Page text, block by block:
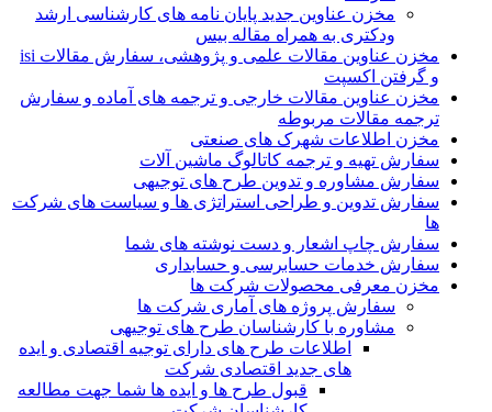
مخزن عناوین جدید پایان نامه های کارشناسی ارشد
ودکتری به همراه مقاله بیس
مخزن عناوین مقالات علمی و پژوهشی، سفارش مقالات isi
و گرفتن اکسپت
مخزن عناوین مقالات خارجی و ترجمه های آماده و سفارش
ترجمه مقالات مربوطه
مخزن اطلاعات شهرک های صنعتی
سفارش تهیه و ترجمه کاتالوگ ماشین آلات
سفارش مشاوره و تدوین طرح های توجیهی
سفارش تدوین و طراحی استراتژی ها و سیاست های شرکت
ها
سفارش چاپ اشعار و دست نوشته های شما
سفارش خدمات حسابرسی و حسابداری
مخزن معرفی محصولات شرکت ها
سفارش پروژه های آماری شرکت ها
مشاوره با کارشناسان طرح های توجیهی
اطلاعات طرح های دارای توجیه اقتصادی و ایده
های جدید اقتصادی شرکت
قبول طرح ها و ایده ها شما جهت مطالعه